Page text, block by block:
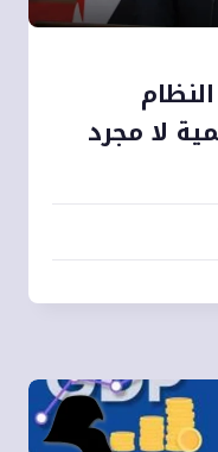
لا مجرد